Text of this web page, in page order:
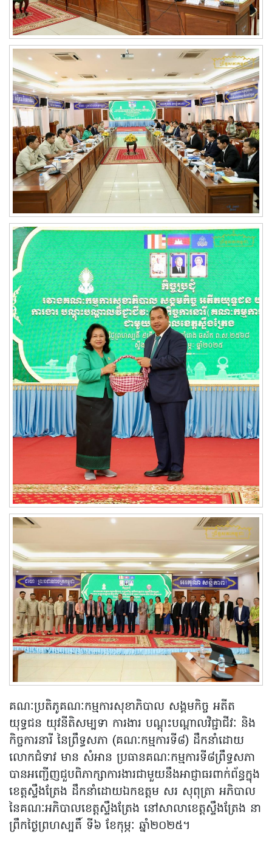
គណៈប្រតិភូគណៈកម្មការសុខាភិបាល សង្គមកិច្ច អតីត
យុទ្ធជន យុវនីតិសម្បទា ការងារ បណ្តុះបណ្តាលវិជ្ជាជីវៈ និង
កិច្ចការនារី នៃព្រឹទ្ធសភា (គណៈកម្មការទី៨) ដឹកនាំដោយ
លោកជំទាវ មាន សំអាន ប្រធានគណៈកម្មការទី៨ព្រឹទ្ធសភា
បានអញ្ជើញជួបពិភាក្សាការងារជាមួយនឹងអាជ្ញាធរពាក់ព័ន្ធក្នុង
ខេត្តស្ទឹងត្រែង ដឹកនាំដោយឯកឧត្តម សរ សុពុត្រា អភិបាល
នៃគណៈអភិបាលខេត្តស្ទឹងត្រែង នៅសាលាខេត្តស្ទឹងត្រែង នា
ព្រឹកថ្ងៃព្រហស្បតិ៍ ទី៦ ខែកុម្ភៈ ឆ្នាំ២០២៥។